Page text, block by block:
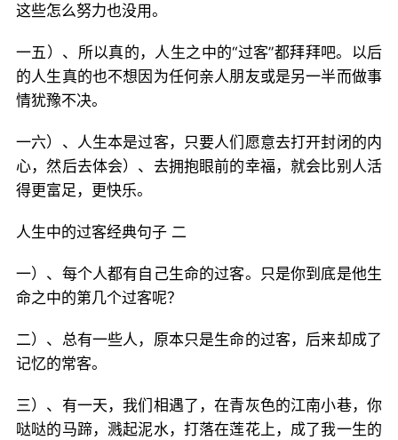
这些怎么努力也没用。
一五）、所以真的，人生之中的“过客”都拜拜吧。以后
的人生真的也不想因为任何亲人朋友或是另一半而做事
情犹豫不决。
一六）、人生本是过客，只要人们愿意去打开封闭的内
心，然后去体会）、去拥抱眼前的幸福，就会比别人活
得更富足，更快乐。
人生中的过客经典句子 二
一）、每个人都有自己生命的过客。只是你到底是他生
命之中的第几个过客呢？
二）、总有一些人，原本只是生命的过客，后来却成了
记忆的常客。
三）、有一天，我们相遇了，在青灰色的江南小巷，你
哒哒的马蹄，溅起泥水，打落在莲花上，成了我一生的